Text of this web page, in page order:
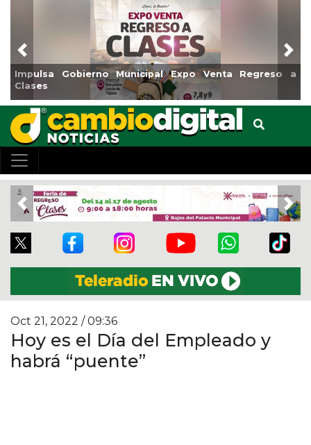
Impulsa Gobierno Municipal Expo Venta Regreso a
Clases
Previous
Previous
Oct 21, 2022 / 09:36
Hoy es el Día del Empleado y
habrá “puente”